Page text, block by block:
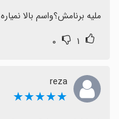
ملیه برنامش؟واسم بالا نمیاره
۱ ۰
reza
★★★★★